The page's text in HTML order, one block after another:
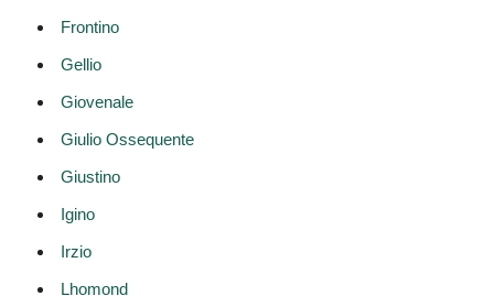
Frontino
Gellio
Giovenale
Giulio Ossequente
Giustino
Igino
Irzio
Lhomond